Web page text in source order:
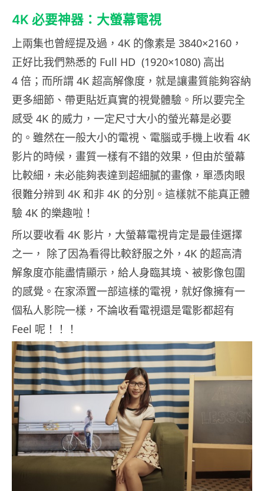
4K 必要神器：大螢幕電視
上兩集也曾經提及過，4K 的像素是 3840×2160，
正好比我們熟悉的 Full HD (1920×1080) 高出
4 倍；而所謂 4K 超高解像度，就是讓畫質能夠容納
更多細節、帶更貼近真實的視覺體驗。所以要完全
感受 4K 的威力，一定尺寸大小的螢光幕是必要
的。雖然在一般大小的電視、電腦或手機上收看 4K
影片的時候，畫質一樣有不錯的效果，但由於螢幕
比較細，未必能夠表達到超細膩的畫像，單憑肉眼
很難分辨到 4K 和非 4K 的分別。這樣就不能真正體
驗 4K 的樂趣啦！
所以要收看 4K 影片，大螢幕電視肯定是最佳選擇
之一， 除了因為看得比較舒服之外，4K 的超高清
解象度亦能盡情顯示，給人身臨其境、被影像包圍
的感覺。在家添置一部這樣的電視，就好像擁有一
個私人影院一樣，不論收看電視還是電影都超有
Feel 呢！！！